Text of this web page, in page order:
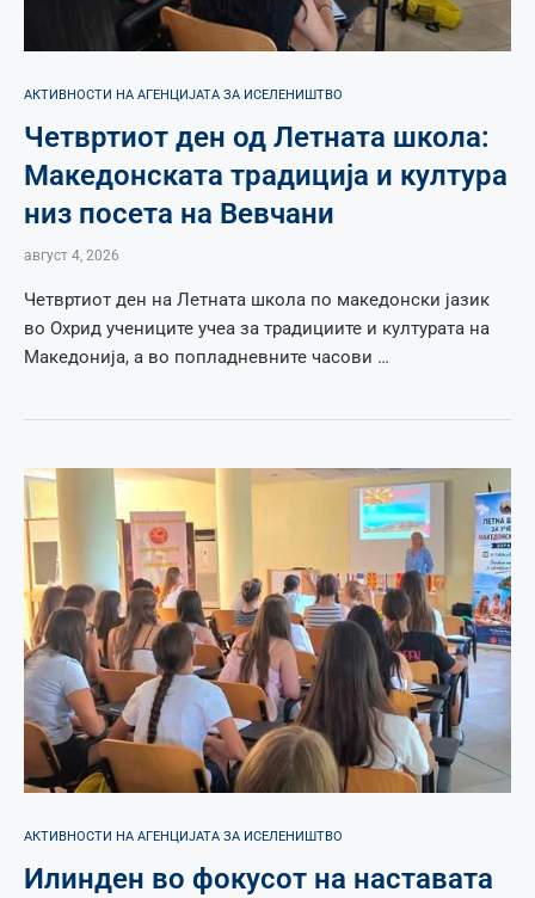
АКТИВНОСТИ НА АГЕНЦИЈАТА ЗА ИСЕЛЕНИШТВО
Четвртиот ден од Летната школа:
Македонската традиција и култура
низ посета на Вевчани
август 4, 2026
Четвртиот ден на Летната школа по македонски јазик
во Охрид учениците учеа за традициите и културата на
Македонија, а во попладневните часови …
АКТИВНОСТИ НА АГЕНЦИЈАТА ЗА ИСЕЛЕНИШТВО
Илинден во фокусот на наставата